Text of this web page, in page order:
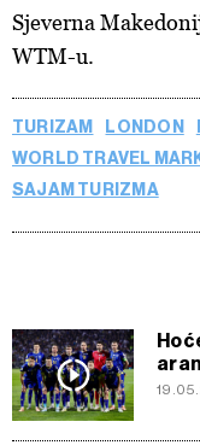
Sjeverna
WTM-u.
TURIZAM LONDON
WORLD TRAVEL
SAJAM TURIZMA